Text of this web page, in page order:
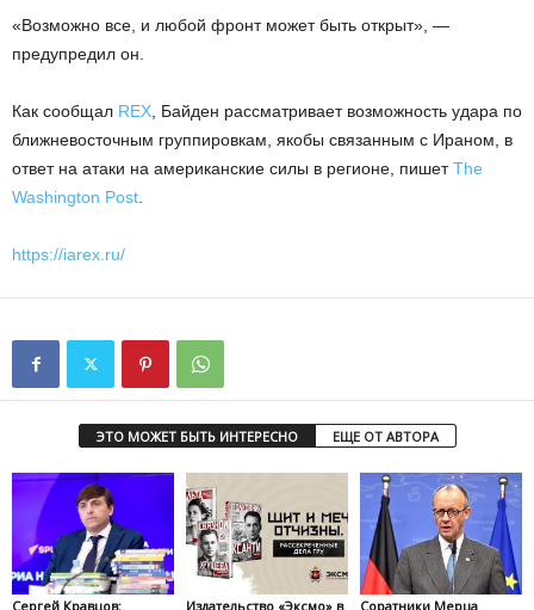
«Возможно все, и любой фронт может быть открыт», —
предупредил он.
Как сообщал REX, Байден рассматривает возможность удара по
ближневосточным группировкам, якобы связанным с Ираном, в
ответ на атаки на американские силы в регионе, пишетThe
Washington Post.
https://iarex.ru/
ЭТО МОЖЕТ БЫТЬ ИНТЕРЕСНО ЕЩЕ ОТ АВТОРА
Сергей Кравцов:
Издательство «Эксмо» в
Соратники Мерца